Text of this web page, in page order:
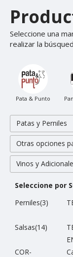
Seleccione una
realizar la
Pata & Punto
Patas y Perniles
Otras opciones
Vinos y
Seleccione por
Perniles(3)
Salsas(14)
COR-